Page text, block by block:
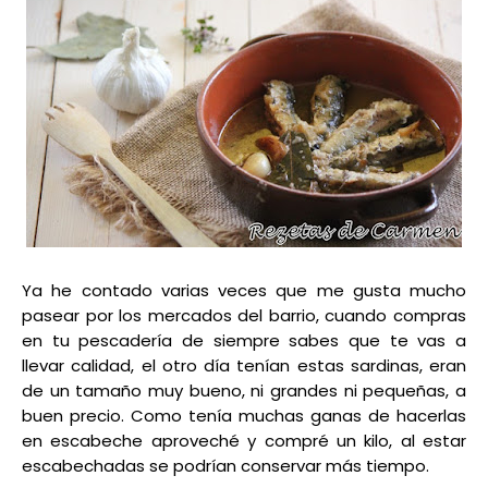
Ya he contado varias veces que me gusta mucho
pasear por los mercados del barrio, cuando compras
en tu pescadería de siempre sabes que te vas a
llevar calidad, el otro día tenían estas sardinas, eran
de un tamaño muy bueno, ni grandes ni pequeñas, a
buen precio. Como tenía muchas ganas de hacerlas
en escabeche aproveché y compré un kilo, al estar
escabechadas se podrían conservar más tiempo.